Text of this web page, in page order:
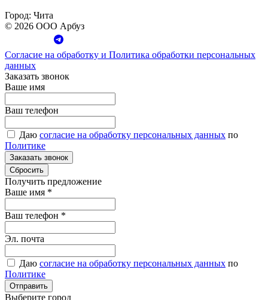
Город: Чита
© 2026 ООО Арбуз
Согласие на обработку и Политика обработки персональных
данных
Заказать звонок
Ваше имя
Ваш телефон
Даю согласие на обработку персональных данных по
Политике
Получить предложение
Ваше имя *
Ваш телефон *
Эл. почта
Даю согласие на обработку персональных данных по
Политике
Выберите город